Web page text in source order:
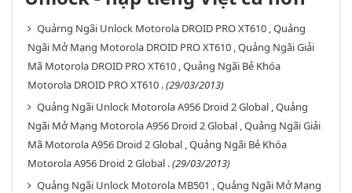
Quảrng Ngãi Unlock Motorola DROID PRO XT610 , Quảng
Ngãi Mở Mạng Motorola DROID PRO XT610 , Quảng Ngãi Giải
Mã Motorola DROID PRO XT610 , Quảng Ngãi Bẻ Khóa
Motorola DROID PRO XT610 .(29/03/2013)
Quảng Ngãi Unlock Motorola A956 Droid 2 Global , Quảng
Ngãi Mở Mạng Motorola A956 Droid 2 Global , Quảng Ngãi Giải
Mã Motorola A956 Droid 2 Global , Quảng Ngãi Bẻ Khóa
Motorola A956 Droid 2 Global .(29/03/2013)
Quảng Ngãi Unlock Motorola MB501 , Quảng Ngãi Mở Mạng